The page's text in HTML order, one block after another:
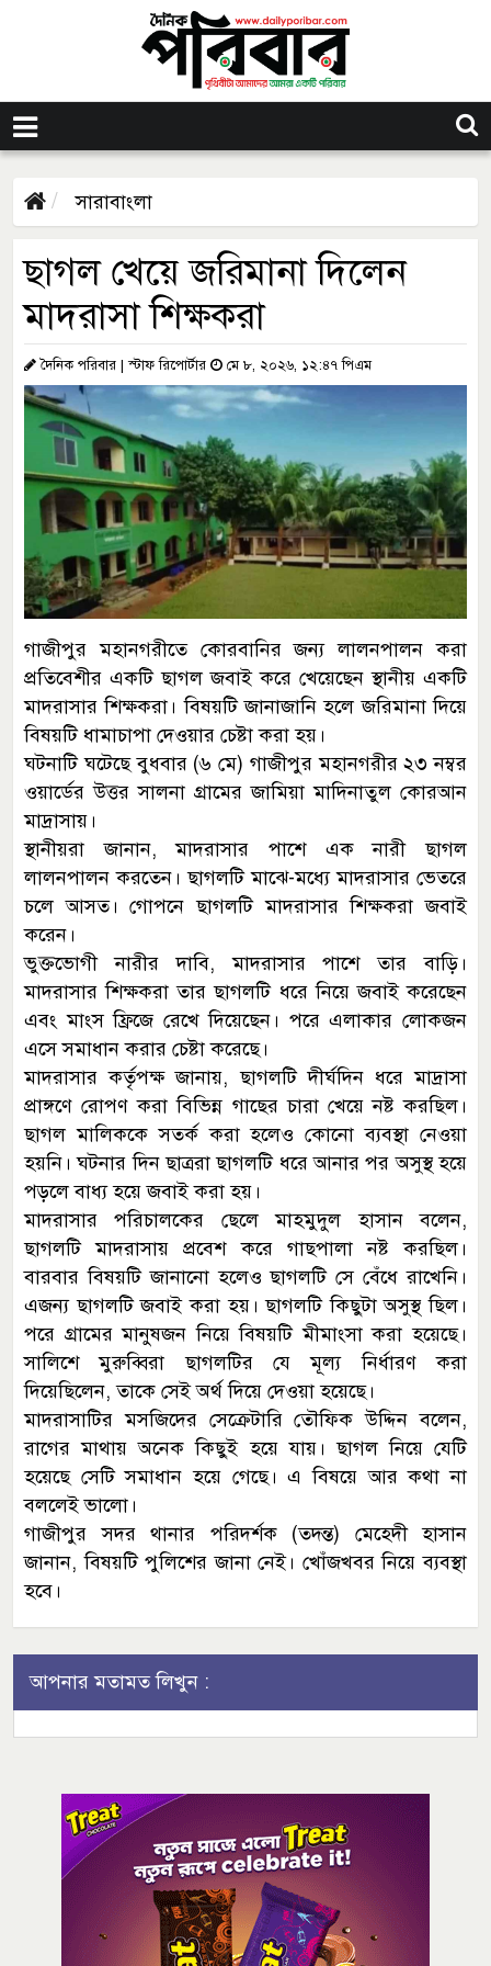
সারাবাংলা
ছাগল খেয়ে জরিমানা দিলেন
মাদরাসা শিক্ষকরা
দৈনিক পরিবার | স্টাফ রিপোর্টার মে ৮, ২০২৬, ১২:৪৭ পিএম
গাজীপুর মহানগরীতে কোরবানির জন্য লালনপালন করা
প্রতিবেশীর একটি ছাগল জবাই করে খেয়েছেন স্থানীয় একটি
মাদরাসার শিক্ষকরা। বিষয়টি জানাজানি হলে জরিমানা দিয়ে
বিষয়টি ধামাচাপা দেওয়ার চেষ্টা করা হয়।
ঘটনাটি ঘটেছে বুধবার (৬ মে) গাজীপুর মহানগরীর ২৩ নম্বর
ওয়ার্ডের উত্তর সালনা গ্রামের জামিয়া মাদিনাতুল কোরআন
মাদ্রাসায়।
স্থানীয়রা জানান, মাদরাসার পাশে এক নারী ছাগল
লালনপালন করতেন। ছাগলটি মাঝে-মধ্যে মাদরাসার ভেতরে
চলে আসত। গোপনে ছাগলটি মাদরাসার শিক্ষকরা জবাই
করেন।
ভুক্তভোগী নারীর দাবি, মাদরাসার পাশে তার বাড়ি।
মাদরাসার শিক্ষকরা তার ছাগলটি ধরে নিয়ে জবাই করেছেন
এবং মাংস ফ্রিজে রেখে দিয়েছেন। পরে এলাকার লোকজন
এসে সমাধান করার চেষ্টা করেছে।
মাদরাসার কর্তৃপক্ষ জানায়, ছাগলটি দীর্ঘদিন ধরে মাদ্রাসা
প্রাঙ্গণে রোপণ করা বিভিন্ন গাছের চারা খেয়ে নষ্ট করছিল।
ছাগল মালিককে সতর্ক করা হলেও কোনো ব্যবস্থা নেওয়া
হয়নি। ঘটনার দিন ছাত্ররা ছাগলটি ধরে আনার পর অসুস্থ হয়ে
পড়লে বাধ্য হয়ে জবাই করা হয়।
মাদরাসার পরিচালকের ছেলে মাহমুদুল হাসান বলেন,
ছাগলটি মাদরাসায় প্রবেশ করে গাছপালা নষ্ট করছিল।
বারবার বিষয়টি জানানো হলেও ছাগলটি সে বেঁধে রাখেনি।
এজন্য ছাগলটি জবাই করা হয়। ছাগলটি কিছুটা অসুস্থ ছিল।
পরে গ্রামের মানুষজন নিয়ে বিষয়টি মীমাংসা করা হয়েছে।
সালিশে মুরুব্বিরা ছাগলটির যে মূল্য নির্ধারণ করা
দিয়েছিলেন, তাকে সেই অর্থ দিয়ে দেওয়া হয়েছে।
মাদরাসাটির মসজিদের সেক্রেটারি তৌফিক উদ্দিন বলেন,
রাগের মাথায় অনেক কিছুই হয়ে যায়। ছাগল নিয়ে যেটি
হয়েছে সেটি সমাধান হয়ে গেছে। এ বিষয়ে আর কথা না
বললেই ভালো।
গাজীপুর সদর থানার পরিদর্শক (তদন্ত) মেহেদী হাসান
জানান, বিষয়টি পুলিশের জানা নেই। খোঁজখবর নিয়ে ব্যবস্থা
হবে।
আপনার মতামত লিখুন :